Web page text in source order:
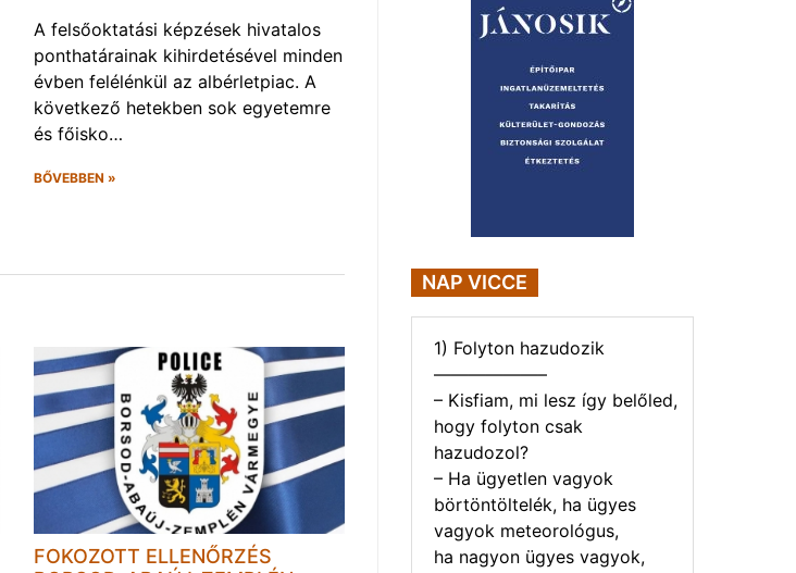
A felsőoktatási képzések hivatalos
ponthatárainak kihirdetésével minden
évben felélénkül az albérletpiac. A
következő hetekben sok egyetemre
és főisko…
BŐVEBBEN »
FOKOZOTT ELLENŐRZÉS
NAP VICCE
1) Folyton hazudozik
——————–
– Kisfiam, mi lesz így belőled,
hogy folyton csak
hazudozol?
– Ha ügyetlen vagyok
börtöntöltelék, ha ügyes
vagyok meteorológus,
ha nagyon ügyes vagyok,